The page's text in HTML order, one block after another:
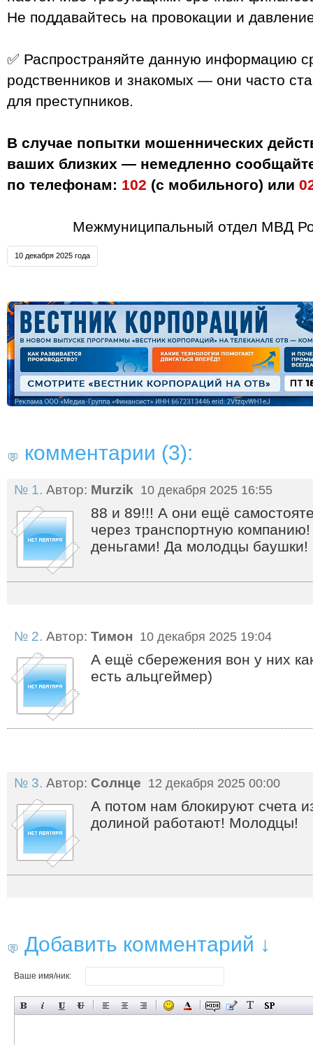
Не поддавайтесь на провокации и
✅ Распространяйте данную информацию
родственников и знакомых — они часто
для преступников.
В случае попытки мошеннических
ваших близких — немедленно
по телефонам: 102 (с мобильного) или
Межмуниципальный отдел МВД
10 декабря 2025 года
комментарии (3):
№ 1. Автор: Murzik 10 декабря 2025 16:55
88 и 89!!! А они ещё
через транспортную
деньгами! Да молодцы
№ 2. Автор: Тимон 10 декабря 2025 19:04
А ещё сбережения вон у них
есть альцгеймер)
№ 3. Автор: Солнце 12 декабря 2025 00:00
А потом нам блокируют счета
долиной работают! Молодцы!
Добавить комментарий ↓
Ваше имя/ник: